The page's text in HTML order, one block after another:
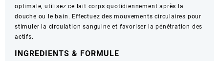
optimale, utilisez ce lait corps quotidiennement après la
douche ou le bain. Effectuez des mouvements circulaires pour
stimuler la circulation sanguine et favoriser la pénétration des
actifs.
INGREDIENTS & FORMULE